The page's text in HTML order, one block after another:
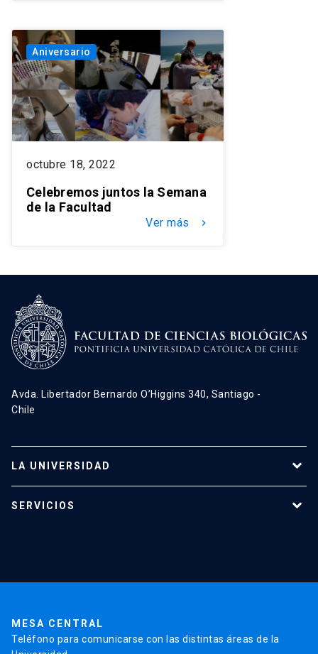
Aniversario
octubre 18, 2022
Celebremos juntos la Semana
de la Facultad
Ver más keyboard_arrow_right
Avda. Libertador Bernardo O’Higgins 340, Santiago -
Chile
LA UNIVERSIDAD
Investigación
SERVICIOS
MESA CENTRAL
Teléfono para comunicarse con las distintas áreas de la